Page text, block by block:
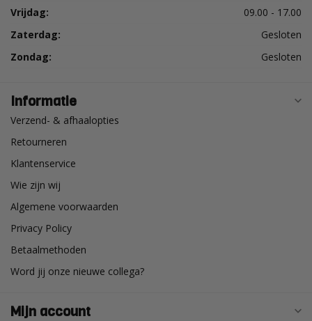
Vrijdag:
09.00 - 17.00
Zaterdag:
Gesloten
Zondag:
Gesloten
Informatie
Verzend- & afhaalopties
Retourneren
Klantenservice
Wie zijn wij
Algemene voorwaarden
Privacy Policy
Betaalmethoden
Word jij onze nieuwe collega?
Mijn account